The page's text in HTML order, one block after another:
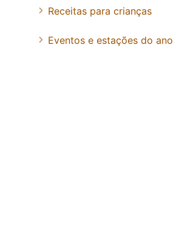
Receitas para crianças
Eventos e estações do ano